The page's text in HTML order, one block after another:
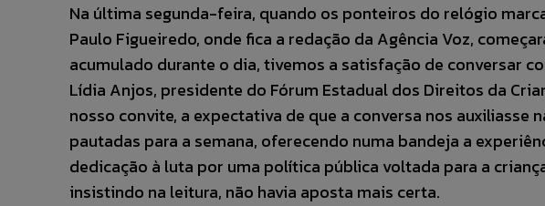
Na última segunda-feira, quando os ponteiros do relógio
Paulo Figueiredo, onde fica a redação da Agência Voz,
acumulado durante o dia, tivemos a satisfação de conversar
Lídia Anjos, presidente do Fórum Estadual dos Direitos da
nosso convite, a expectativa de que a conversa nos auxiliasse
pautadas para a semana, oferecendo numa bandeja a
dedicação à luta por uma política pública voltada para a
insistindo na leitura, não havia aposta mais certa.